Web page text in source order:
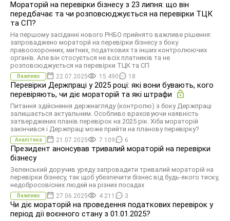
Мораторій на перевірки бізнесу з 23 липня: що він
передбачає та чи розповсюджується на перевірки ТЦК
та СП?
На першому засіданні нового РНБО прийнято важливе рішення:
запроваджено мораторй на перевірки бізнесу з боку
правоохоронних, митних, податкових та інших контролюючих
органів. Але він стосується не всіх ⁠платників та не
розповсюджується на перевірки ТЦК та СП
Важливо 22.07.2025 15 490 18
Перевірки Держпраці у 2025 році: які вони бувають, кого
перевіряють, чи діє мораторій та які штрафи
Питання здійснення держнагляду (контролю) з боку Держпраці
залишається актуальним. Особливо враховуючи наявність
затверджених планів перевірок на 2025 рік. Хіба мораторій
закінчився і Держпраці може прийти на планову перевірку?
Аналітика 21.07.2025 7 109 6
Президент анонсував тривалий мораторій на перевірки
бізнесу
Зеленський доручив уряду запровадити тривалий мораторій на
перевірки бізнесу, так щоб убезпечити бізнес від будь-якого тиску,
недобросовісних людей на різних посадах
Важливо 27.06.2025 4 211 3
Чи діє мораторій на проведення податкових перевірок у
період дії воєнного стану з 01.01.2025?